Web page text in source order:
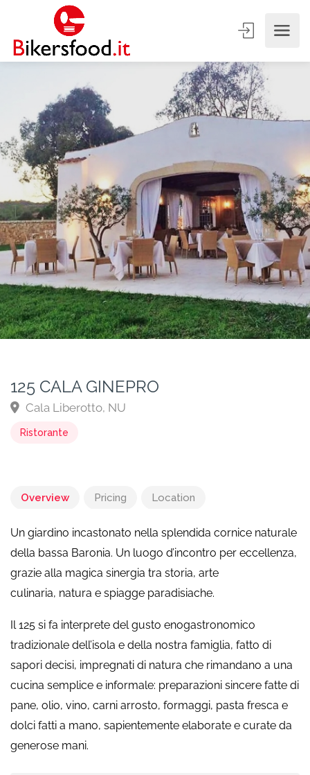
125 CALA GINEPRO
Cala Liberotto, NU
Ristorante
Overview Pricing Location
Un giardino incastonato nella splendida cornice naturale
della bassa Baronia. Un luogo d’incontro per eccellenza,
grazie alla magica sinergia tra storia, arte
culinaria, natura e spiagge paradisiache.
Il 125 si fa interprete del gusto enogastronomico
tradizionale dell’isola e della nostra famiglia, fatto di
sapori decisi, impregnati di natura che rimandano a una
cucina semplice e informale: preparazioni sincere fatte di
pane, olio, vino, carni arrosto, formaggi, pasta fresca e
dolci fatti a mano, sapientemente elaborate e curate da
generose mani.